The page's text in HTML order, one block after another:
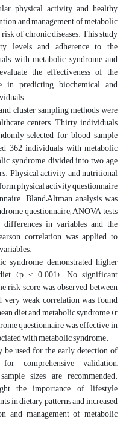
physical activity and healthy
and management of metabolic
of chronic diseases. This study
levels and adherence to the
with metabolic syndrome and
the effectiveness of the
in predicting biochemical and
cluster sampling methods were
centers. Thirty individuals
selected for blood sample
362 individuals with metabolic
syndrome, divided into two age
Physical activity and nutritional
physical activity questionnaire
Bland–Altman analysis was
questionnaire; ANOVA tests
in variables and the
correlation was applied to
syndrome demonstrated higher
(p ≤ 0.001). No significant
score was observed between
weak correlation was found
diet and metabolic syndrome (r
questionnaire was effective in
with metabolic syndrome.
be used for the early detection of
comprehensive validation,
sizes are recommended.
the importance of lifestyle
in dietary patterns and increased
and management of metabolic